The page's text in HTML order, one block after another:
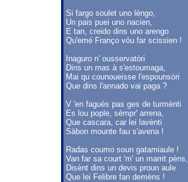
Si fargo soulet uno lèngo,
Un pais puei uno nacien,
E tan, creido dins uno arengo
Qu'emé Franço vóu far scissien !
Inaguro n' ousservatòri
Dins un mas à s'estoumaga,
Mai qu counoueisse l'espounsòri
Que dins l'annado vai paga ?
V 'en faguès pas ges de turmènti
Es lou pople, sèmpr' arrena,
Que cascara, car lei lavènti
Sàbon mounte fau s'avena !
Radas coumo soun gatamiaule !
Van far sa court 'm' un marrit pèns,
Disènt dins un devis proun aule
Que lei Felibre fan demèns !